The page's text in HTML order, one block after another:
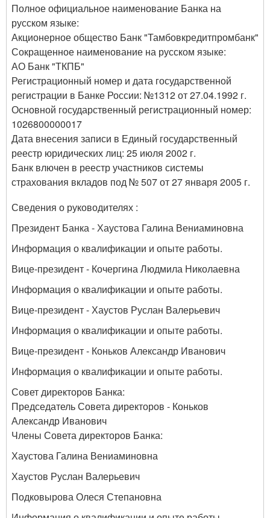
Полное официальное наименование Банка на
русском языке:
Акционерное общество Банк "Тамбовкредитпромбанк"
Сокращенное наименование на русском языке:
АО Банк "ТКПБ"
Регистрационный номер и дата государственной
регистрации в Банке России: №1312 от 27.04.1992 г.
Основной государственный регистрационный номер:
1026800000017
Дата внесения записи в Единый государственный
реестр юридических лиц: 25 июля 2002 г.
Банк влючен в реестр участников системы
страхования вкладов под № 507 от 27 января 2005 г.
Сведения о руководителях :
Президент Банка - Хаустова Галина Вениаминовна
Информация о квалификации и опыте работы.
Вице-президент - Кочергина Людмила Николаевна
Информация о квалификации и опыте работы.
Вице-президент - Хаустов Руслан Валерьевич
Информация о квалификации и опыте работы.
Вице-президент - Коньков Александр Иванович
Информация о квалификации и опыте работы.
Совет директоров Банка:
Председатель Совета директоров - Коньков
Александр Иванович
Члены Совета директоров Банка:
Хаустова Галина Вениаминовна
Хаустов Руслан Валерьевич
Подковырова Олеся Степановна